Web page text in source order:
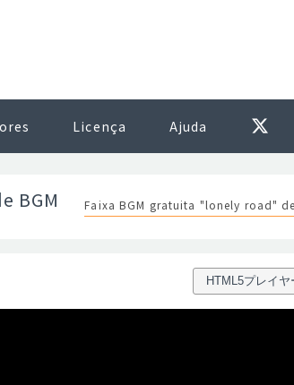
Licença Ajuda
BGM Faixa BGM gratuita "lonely road"
HTML5プレイヤ